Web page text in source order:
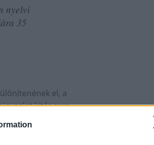
nyelvi
35
el, a
javaslat kitér arra
nappali
lesz az